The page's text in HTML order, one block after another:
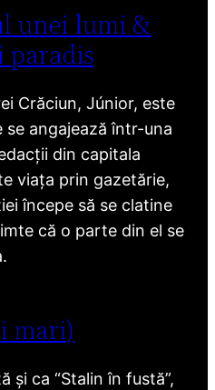
unei lumi &
paradis
Crăciun, Júnior, este
angajează într-una
din capitala
viața prin gazetărie,
începe să se clatine
că o parte din el se
mari)
și ca “Stalin în fustă”,